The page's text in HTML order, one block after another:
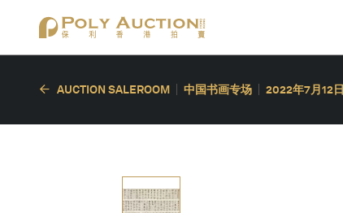
AUCTION SALEROOM 中国书画专场 2022年7月12日